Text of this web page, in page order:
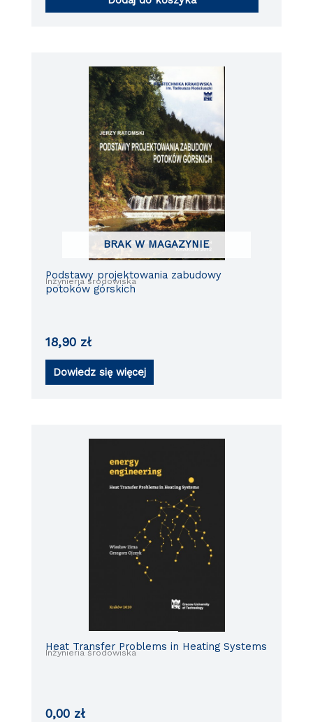
BRAK W MAGAZYNIE
Inżynieria środowiska
Podstawy projektowania zabudowy
potoków górskich
18,90 zł
Dowiedz się więcej
Inżynieria środowiska
Heat Transfer Problems in Heating Systems
0,00 zł